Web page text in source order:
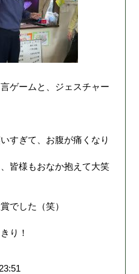
ゲームと、ジェスチャー
すぎて、お腹が痛くなり
皆様もおなか抱えて大笑
でした（笑）
り！